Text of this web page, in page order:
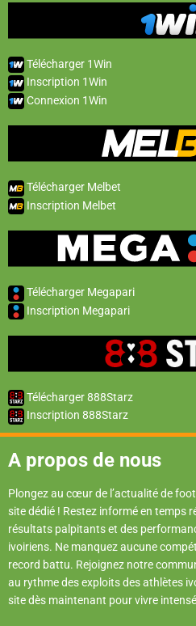
Télécharger 1Win
Inscription 1Win
Connexion 1Win
Télécharger Melbet
Inscription Melbet
Télécharger Megapari
Inscription Megapari
Télécharger 888Starz
Inscription 888Starz
A propos de nous
Plongez au cœur de l’actualité de
site dédié ! Restez informé en temps
résultats palpitants et des
ivoiriens. Ne manquez aucune
record battu. Rejoignez notre
au rythme des exploits des athlètes
site dès maintenant pour vivre